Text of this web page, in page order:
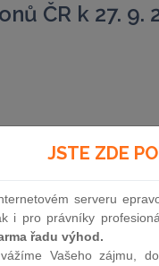
ČR k 27. 9.
věci návrhu na
předpisů
na kvalitu
JSTE ZDE
serveru
i pro právníky
řadu výhod.
Vašeho zájmu,